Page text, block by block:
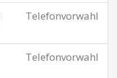
Telefonvorwahl
Telefonvorwahl